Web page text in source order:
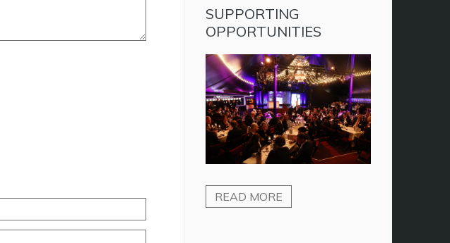
SUPPORTING
OPPORTUNITIES
READ MORE